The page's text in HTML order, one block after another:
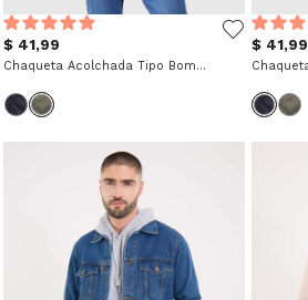
$ 41,99
Chaqueta Acolchada Tipo Bomber
$ 41,99